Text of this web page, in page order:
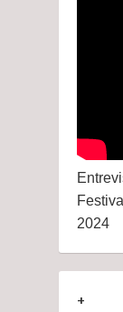
2024
+